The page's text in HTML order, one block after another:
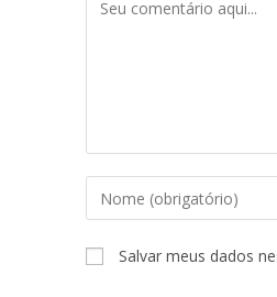
Salvar meus dados